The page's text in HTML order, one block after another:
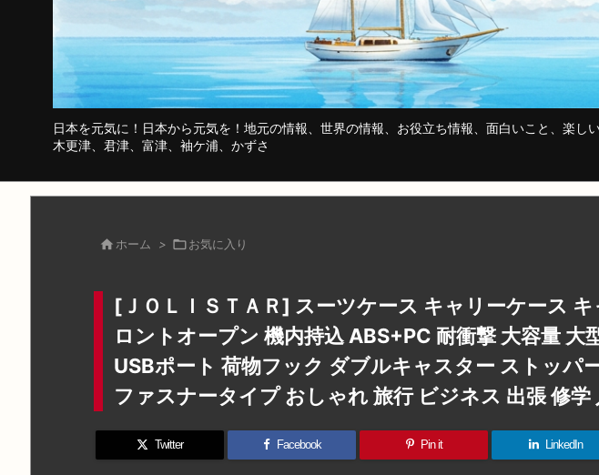
日本を元気に！日本から元気を！地元の情報、世界の情報、お役立ち情報、面白いこと、楽
木更津、君津、富津、袖ケ浦、かずさ
 ホーム > お気に入り
[ＪＯＬＩＳＴＡＲ] スーツケース キャリーケース
ロントオープン 機内持込 ABS+PC 耐衝撃 大容量 大
USBポート 荷物フック ダブルキャスター ストッパ
ファスナータイプ おしゃれ 旅行 ビジネス 出張 修学
Twitter Facebook Pin it LinkedIn